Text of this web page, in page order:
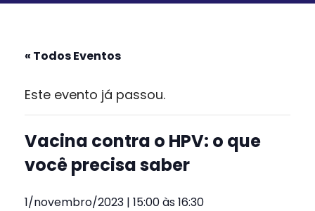
« Todos Eventos
Este evento já passou.
Vacina contra o HPV: o que
você precisa saber
1/novembro/2023 | 15:00às16:30